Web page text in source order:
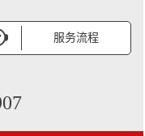
服务流程